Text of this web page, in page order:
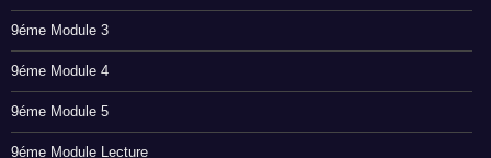
9éme Module 3
9éme Module 4
9éme Module 5
9éme Module Lecture